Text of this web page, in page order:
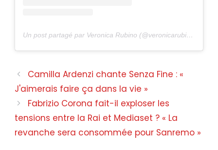
Un post partagé par Veronica Rubino (@veronicarubino_)
Navigation
des
Camilla Ardenzi chante Senza Fine : «
J'aimerais faire ça dans la vie »
Fabrizio Corona fait-il exploser les
tensions entre la Rai et Mediaset ? « La
revanche sera consommée pour Sanremo »